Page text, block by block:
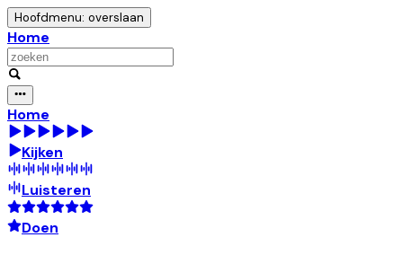
Hoofdmenu: overslaan
Home
Home
Kijken
Luisteren
Doen